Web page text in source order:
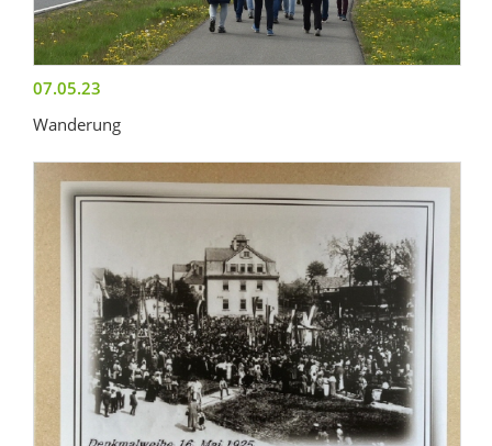
07.05.23
Wanderung